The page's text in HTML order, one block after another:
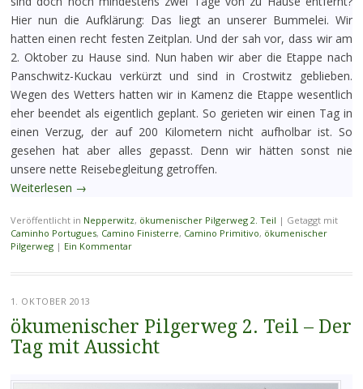
Hier nun die Aufklärung: Das liegt an unserer Bummelei. Wir
hatten einen recht festen Zeitplan. Und der sah vor, dass wir am
2. Oktober zu Hause sind. Nun haben wir aber die Etappe nach
Panschwitz-Kuckau verkürzt und sind in Crostwitz geblieben.
Wegen des Wetters hatten wir in Kamenz die Etappe wesentlich
eher beendet als eigentlich geplant. So gerieten wir einen Tag in
einen Verzug, der auf 200 Kilometern nicht aufholbar ist. So
gesehen hat aber alles gepasst. Denn wir hätten sonst nie
unsere nette Reisebegleitung getroffen.
Weiterlesen →
Veröffentlicht in Nepperwitz, ökumenischer Pilgerweg 2. Teil | Getaggt mit
Caminho Portugues, Camino Finisterre, Camino Primitivo, ökumenischer
Pilgerweg | Ein Kommentar
1. OKTOBER 2013
ökumenischer Pilgerweg 2. Teil – Der
Tag mit Aussicht